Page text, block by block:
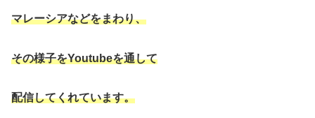
マレーシアなどをまわり、
その様子をYoutubeを通して
配信してくれています。